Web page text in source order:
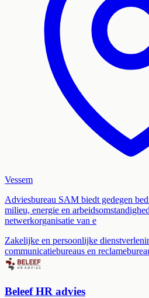
Vessem
Adviesbureau SAM biedt gedegen
milieu, energie en
netwerkorganisatie van e
Zakelijke en persoonlijke
communicatiebureaus en
Beleef HR advies